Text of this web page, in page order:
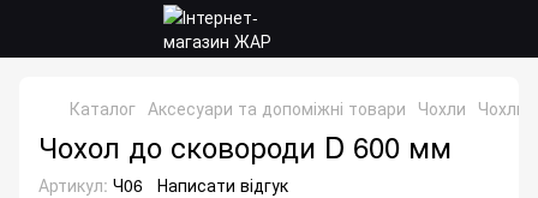
Каталог Аксесуари та допоміжні товари Чохли Чохли
Чохол до сковороди D 600 мм
Артикул: Ч06 Написати відгук